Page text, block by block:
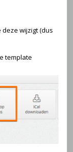
wijzigt (dus
template